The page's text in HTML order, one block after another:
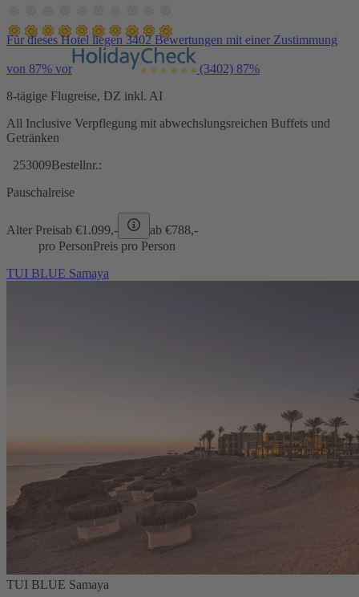
Für dieses Hotel liegen 3402 Bewertungen mit einer Zustimmung
von 87% vor (3402) 87%
8-tägige Flugreise, DZ inkl. AI
All Inclusive Verpflegung mit abwechslungsreichen Buffets und
Getränken
253009Bestellnr.:
Pauschalreise
Alter Preisab €1.099,- ab €788,-
pro PersonPreis pro Person
TUI BLUE Samaya
TUI BLUE Samaya